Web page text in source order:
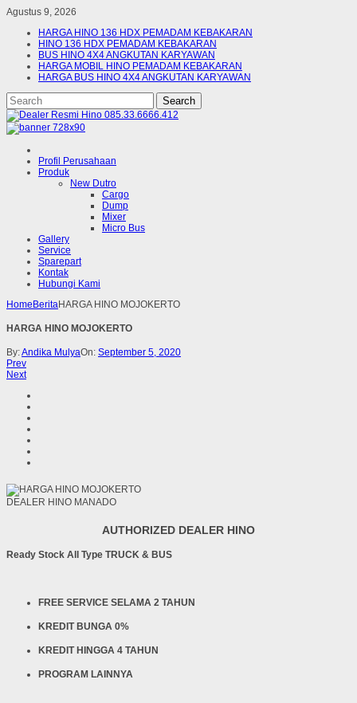
Agustus 9, 2026
HARGA HINO 136 HDX PEMADAM KEBAKARAN
HINO 136 HDX PEMADAM KEBAKARAN
BUS HINO 4X4 ANGKUTAN KARYAWAN
HARGA MOBIL HINO PEMADAM KEBAKARAN
HARGA BUS HINO 4X4 ANGKUTAN KARYAWAN
Profil Perusahaan
Produk
New Dutro
Cargo
Dump
Mixer
Micro Bus
Gallery
Service
Sparepart
Kontak
Hubungi Kami
Home BeritaHARGA HINO MOJOKERTO
HARGA HINO MOJOKERTO
By:Andika MulyaOn: September 5, 2020
Prev
Next
DEALER HINO MANADO
AUTHORIZED DEALER HINO
Ready Stock All Type TRUCK & BUS
FREE SERVICE SELAMA 2 TAHUN
KREDIT BUNGA 0%
KREDIT HINGGA 4 TAHUN
PROGRAM LAINNYA